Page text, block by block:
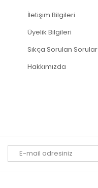
İletişim Bilgileri
Üyelik Bilgileri
Sıkça Sorulan Sorular
Hakkımızda